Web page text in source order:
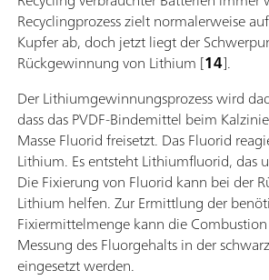
Recyclingprozess zielt normalerweise
Kupfer ab, doch jetzt liegt der
Rückgewinnung von Lithium [14].
Der Lithiumgewinnungsprozess wird
dass das PVDF-Bindemittel beim
Masse Fluorid freisetzt. Das Fluorid
Lithium. Es entsteht Lithiumfluorid, das
Die Fixierung von Fluorid kann bei der
Lithium helfen. Zur Ermittlung der
Fixiermittelmenge kann die Combustion
Messung des Fluorgehalts in der
eingesetzt werden.